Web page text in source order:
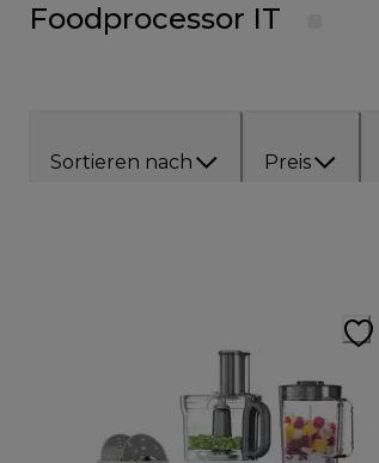
Foodprocessor IT
Sortieren nach Preis